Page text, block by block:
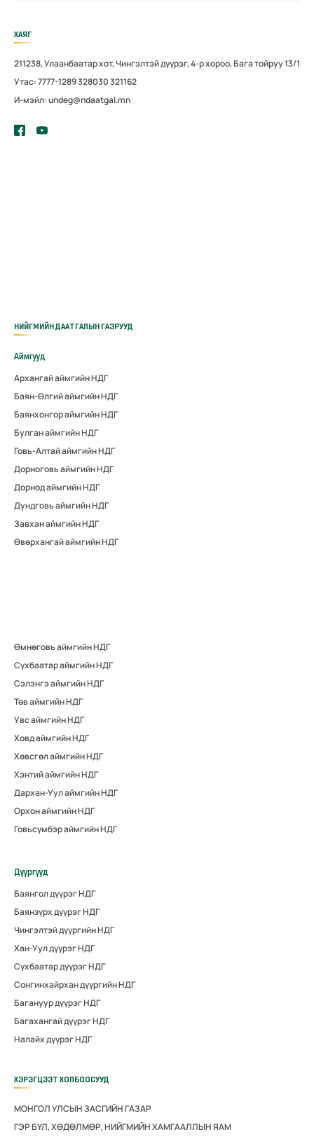
ХАЯГ
211238, Улаанбаатар хот, Чингэлтэй дүүрэг, 4-р хороо, Бага тойруу 13/1
Утас: 7777-1289 328030 321162
И-мэйл: undeg@ndaatgal.mn
НИЙГМИЙН ДААТГАЛЫН ГАЗРУУД
Аймгууд
Архангай аймгийн НДГ
Баян-Өлгий аймгийн НДГ
Баянхонгор аймгийн НДГ
Булган аймгийн НДГ
Говь-Алтай аймгийн НДГ
Дорноговь аймгийн НДГ
Дорнод аймгийн НДГ
Дундговь аймгийн НДГ
Завхан аймгийн НДГ
Өвөрхангай аймгийн НДГ
Өмнөговь аймгийн НДГ
Сүхбаатар аймгийн НДГ
Сэлэнгэ аймгийн НДГ
Төв аймгийн НДГ
Увс аймгийн НДГ
Ховд аймгийн НДГ
Хөвсгөл аймгийн НДГ
Хэнтий аймгийн НДГ
Дархан-Уул аймгийн НДГ
Орхон аймгийн НДГ
Говьсүмбэр аймгийн НДГ
Дүүргүүд
Баянгол дүүрэг НДГ
Баянзүрх дүүрэг НДГ
Чингэлтэй дүүргийн НДГ
Хан-Уул дүүрэг НДГ
Сүхбаатар дүүрэг НДГ
Сонгинхайрхан дүүргийн НДГ
Багануур дүүрэг НДГ
Багахангай дүүрэг НДГ
Налайх дүүрэг НДГ
ХЭРЭГЦЭЭТ ХОЛБООСУУД
МОНГОЛ УЛСЫН ЗАСГИЙН ГАЗАР
ГЭР БҮЛ, ХӨДӨЛМӨР, НИЙГМИЙН ХАМГААЛЛЫН ЯАМ